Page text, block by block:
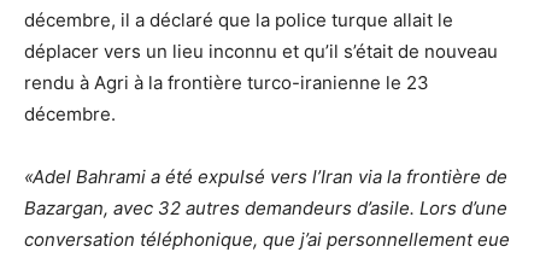
décembre, il a déclaré que la police turque allait le
déplacer vers un lieu inconnu et qu’il s’était de nouveau
rendu à Agri à la frontière turco-iranienne le 23
décembre.
«Adel Bahrami a été expulsé vers l’Iran via la frontière de
Bazargan, avec 32 autres demandeurs d’asile. Lors d’une
conversation téléphonique, que j’ai personnellement eue